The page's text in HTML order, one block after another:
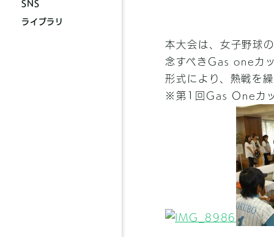
SNS
ライブラリ
本大会は、女子野球
念すべきGas oneカ
形式により、熱戦を
※第1回Gas Oneカッ